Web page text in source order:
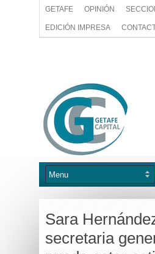
GETAFE OPINIÓN
EDICIÓN IMPRESA
Sara
secretaria